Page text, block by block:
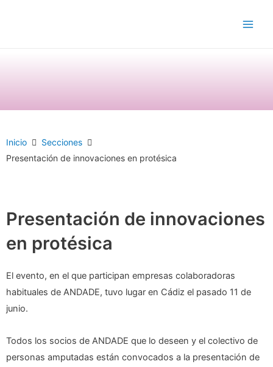
Inicio
Secciones
Presentación de innovaciones en protésica
Presentación de innovaciones
en protésica
El evento, en el que participan empresas colaboradoras
habituales de ANDADE, tuvo lugar en Cádiz el pasado 11 de
junio.
Todos los socios de ANDADE que lo deseen y el colectivo de
personas amputadas están convocados a la presentación de